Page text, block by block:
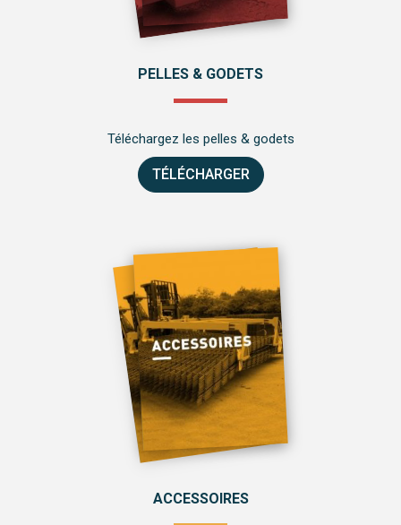
PELLES & GODETS
Téléchargez les pelles & godets
TÉLÉCHARGER
ACCESSOIRES